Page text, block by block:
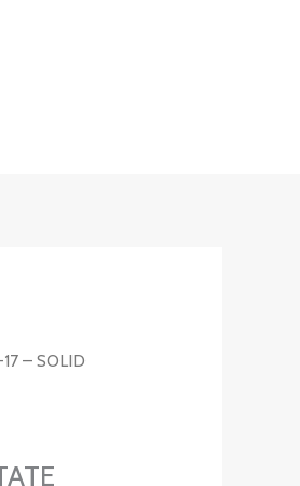
– SOLID